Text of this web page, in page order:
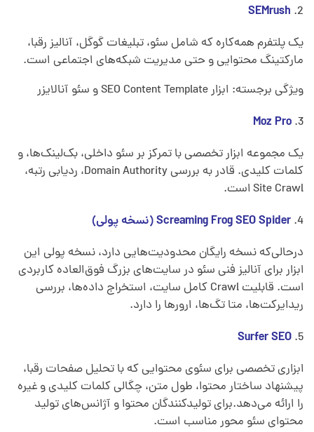
SEMrush
یک پلتفرم همه‌کاره که شامل سئو، تبلیغات گوگل، آنالیز رقبا،
مارکتینگ محتوایی و حتی مدیریت شبکه‌های اجتماعی است.
ویژگی برجسته: ابزار SEO Content Template و سئو آنالایزر
Moz Pro
یک مجموعه ابزار تخصصی با تمرکز بر سئو داخلی، بک‌لینک‌ها، و
کلمات کلیدی. قادر به بررسی Domain Authority، ردیابی رتبه،
Site Crawl است.
Screaming Frog SEO Spider (نسخه پولی)
درحالی‌که نسخه رایگان محدودیت‌هایی دارد، نسخه پولی این
ابزار برای آنالیز فنی سئو در سایت‌های بزرگ فوق‌العاده کاربردی
است. قابلیت‌ Crawl کامل سایت، استخراج داده‌ها، بررسی
ریدایرکت‌ها، متا تگ‌ها، ارورها را دارد.
Surfer SEO
ابزاری تخصصی برای سئوی محتوایی که با تحلیل صفحات رقبا،
پیشنهاد ساختار محتوا، طول متن، چگالی کلمات کلیدی و غیره
را ارائه می‌دهد.برای تولیدکنندگان محتوا و آژانس‌های تولید
محتوای سئو محور مناسب است.